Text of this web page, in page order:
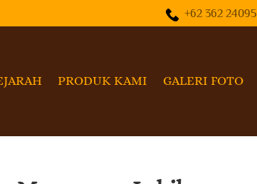
+62 362 24095
PRODUK KAMI GALERI FOTO